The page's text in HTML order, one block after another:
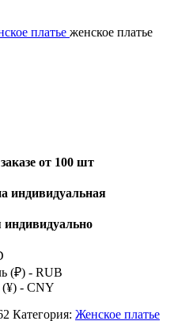
платье женское платье
от 100 шт
индивидуальная
индивидуально
(₽) - RUB
- CNY
Категория: Женское платье